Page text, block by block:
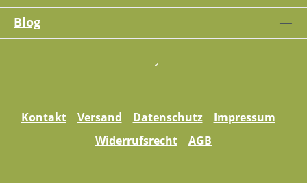
Blog
Kontakt Versand Datenschutz
Impressum
Widerrufsrecht
AGB